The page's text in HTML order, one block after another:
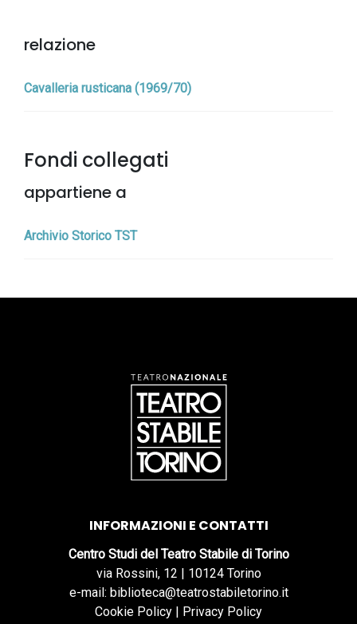
relazione
Cavalleria rusticana (1969/70)
Fondi collegati
appartiene a
Archivio Storico TST
INFORMAZIONI E CONTATTI
Centro Studi del Teatro Stabile di Torino
via Rossini, 12 | 10124 Torino
e-mail: biblioteca@teatrostabiletorino.it
Cookie Policy | Privacy Policy